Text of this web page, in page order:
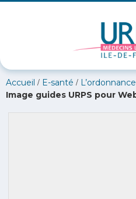
Accueil / E-santé /
Image guides URPS pour